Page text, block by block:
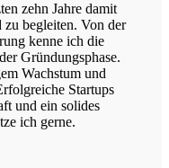
zehn Jahre damit
zu begleiten. Von der
kenne ich die
Gründungsphase.
Wachstum und
Startups
und ein solides
ich gerne.